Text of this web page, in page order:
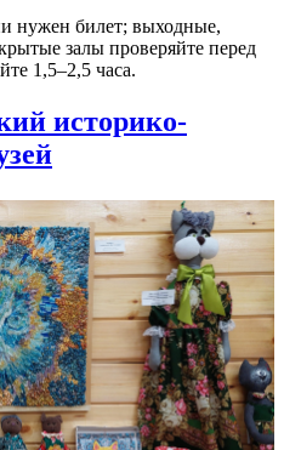
нужен билет; выходные,
залы проверяйте перед
1,5–2,5 часа.
историко-